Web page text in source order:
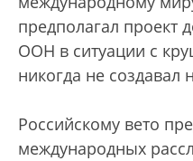
предполагал проект
ООН в ситуации с
никогда не создавал
Российскому вето
международных